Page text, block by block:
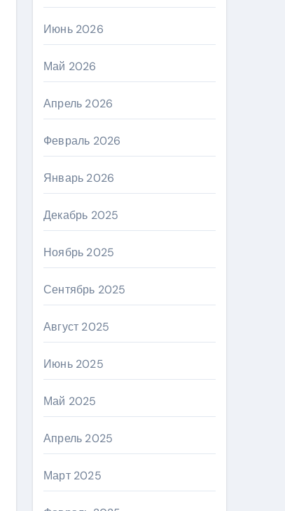
Июнь 2026
Май 2026
Апрель 2026
Февраль 2026
Январь 2026
Декабрь 2025
Ноябрь 2025
Сентябрь 2025
Август 2025
Июнь 2025
Май 2025
Апрель 2025
Март 2025